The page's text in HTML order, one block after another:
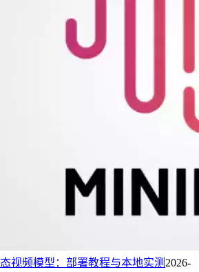
视频模型：部署教程与本地实测 2026-